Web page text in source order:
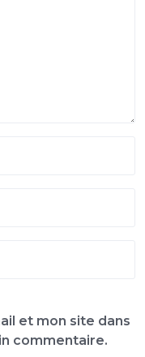
et mon site dans
commentaire.